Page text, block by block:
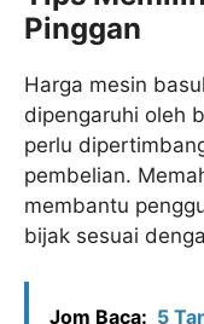
Pinggan
Harga mesin
dipengaruhi oleh
perlu
pembelian.
membantu
bijak sesuai
Jom Baca: 5